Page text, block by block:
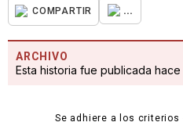
COMPARTIR ...
ARCHIVO
Esta historia fue publicada hace
Se adhiere a los criterios